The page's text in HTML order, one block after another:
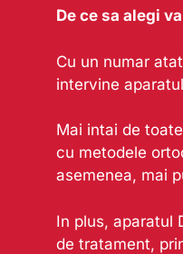
De ce sa alegi
Cu un numar
intervine
Mai intai de
cu metodele
asemenea, mai
In plus, aparatul
de tratament,